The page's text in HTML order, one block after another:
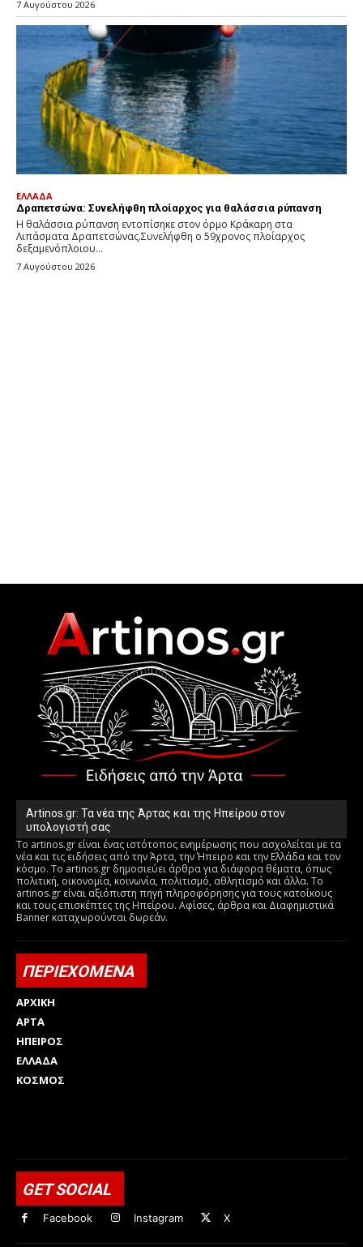
Artinos.gr: Τα νέα της Άρτας και της Ηπείρου στον
υπολογιστή σας
Το artinos.gr είναι ένας ιστότοπος ενημέρωσης που ασχολείται με τα
νέα και τις ειδήσεις από την Άρτα, την Ήπειρο και την Ελλάδα και τον
κόσμο. Το artinos.gr δημοσιεύει άρθρα για διάφορα θέματα, όπως
πολιτική, οικονομία, κοινωνία, πολιτισμό, αθλητισμό και άλλα. Το
artinos.gr είναι αξιόπιστη πηγή πληροφόρησης για τους κατοίκους
και τους επισκέπτες της Ηπείρου. Αφίσες, άρθρα και Διαφημιστικά
Banner καταχωρούνται δωρεάν.
ΠΕΡΙΕΧΟΜΕΝΑ
ΑΡΧΙΚΗ
ΑΡΤΑ
ΗΠΕΙΡΟΣ
ΕΛΛΑΔΑ
ΚΟΣΜΟΣ
GET SOCIAL
Facebook Instagram X